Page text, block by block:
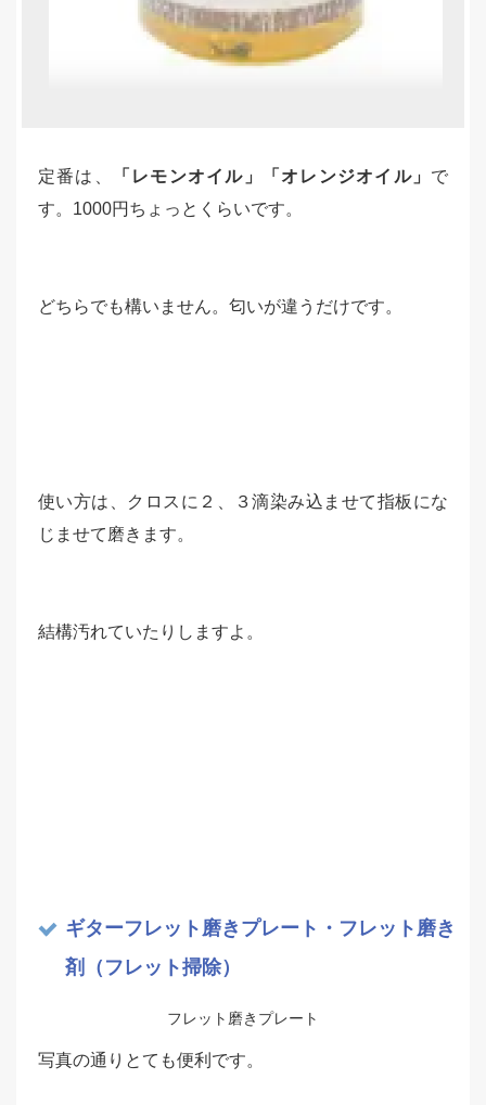
定番は、 「レモンオイル」「オレンジオイル」 で
す。1000円ちょっとくらいです。
どちらでも構いません。匂いが違うだけです。
使い方は、クロスに２、３滴染み込ませて指板にな
じませて磨きます。
結構汚れていたりしますよ。
ギターフレット磨きプレート・フレット磨き
剤（フレット掃除）
フレット磨きプレート
写真の通りとても便利です。